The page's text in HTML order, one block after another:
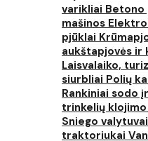
varikliai Betono
mašinos
pjūklai
aukštapjovės ir
Laisvalaiko,
siurbliai Polių
Rankiniai sodo
trinkelių klojimo
Sniego valytuvai
traktoriukai